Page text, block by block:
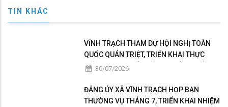
TIN KHÁC
VĨNH TRẠCH THAM DỰ HỘI NGHỊ TOÀN
QUỐC QUÁN TRIỆT, TRIỂN KHAI THỰC
HIỆN NGHỊ QUYẾT HỘI NGHỊ LẦN THỨ BA
KHÓA XIV
30/07/2026
ĐẢNG ỦY XÃ VĨNH TRẠCH HỌP BAN
THƯỜNG VỤ THÁNG 7, TRIỂN KHAI NHIỆM